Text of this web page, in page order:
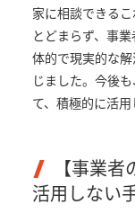
家に相談できる
とどまらず、事
体的で現実的な
じました。今後
て、積極的に活用
【事業
活用しない